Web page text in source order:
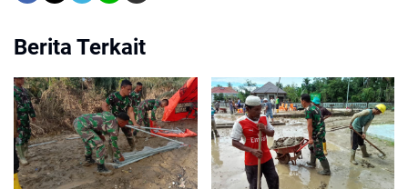
Berita Terkait